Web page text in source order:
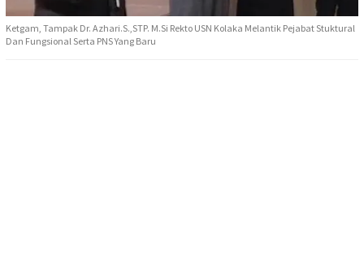
Ketgam, Tampak Dr. Azhari.S.,STP. M.Si Rekto USN Kolaka Melantik Pejabat Stuktural
Dan Fungsional Serta PNS Yang Baru